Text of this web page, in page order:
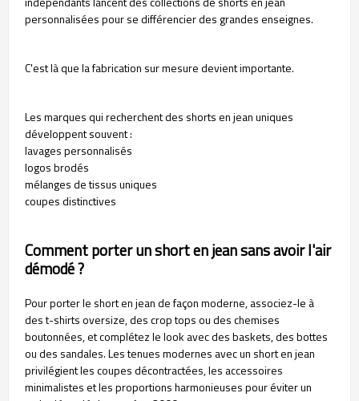
personnalisées pour se différencier des grandes enseignes.
C'est là que la fabrication sur mesure devient importante.
Les marques qui recherchent des shorts en jean uniques
développent souvent :
lavages personnalisés
logos brodés
mélanges de tissus uniques
coupes distinctives
Comment porter un short en jean sans avoir l'air
démodé ?
Pour porter le short en jean de façon moderne, associez-le à
des t-shirts oversize, des crop tops ou des chemises
boutonnées, et complétez le look avec des baskets, des bottes
ou des sandales. Les tenues modernes avec un short en jean
privilégient les coupes décontractées, les accessoires
minimalistes et les proportions harmonieuses pour éviter un